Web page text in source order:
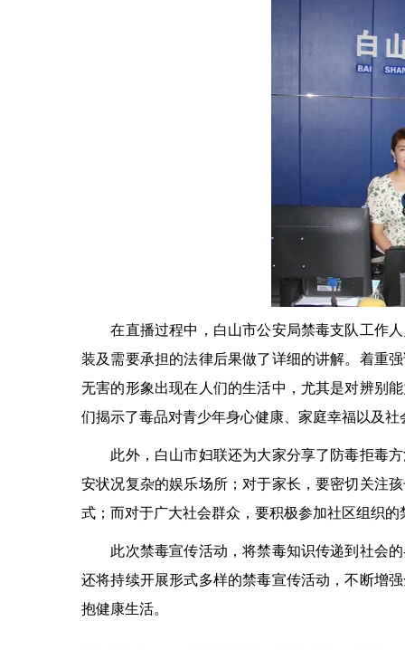
在直播过程中，白山市公安局禁毒支队工作人
装及需要承担的法律后果做了详细的讲解。着重
无害的形象出现在人们的生活中，尤其是对辨别
们揭示了毒品对青少年身心健康、家庭幸福以及
此外，白山市妇联还为大家分享了防毒拒毒方
安状况复杂的娱乐场所；对于家长，要密切关注
式；而对于广大社会群众，要积极参加社区组织
此次禁毒宣传活动，将禁毒知识传递到社会的
还将持续开展形式多样的禁毒宣传活动，不断增
抱健康生活。